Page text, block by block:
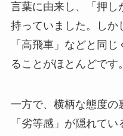
言葉に由来し、「押し
持っていました。しか
「高飛車」などと同
ることがほとんどです。
一方で、横柄な態度の
「劣等感」が隠れて